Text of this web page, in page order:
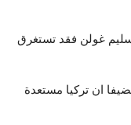
غولن فقد تستغرق
ان تركيا مستعدة